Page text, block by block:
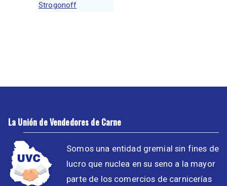
Strogonoff
La Unión de Vendedores de Carne
Somos una entidad gremial sin fines de
lucro que nuclea en su seno a la mayor
parte de los comercios de carnicerías